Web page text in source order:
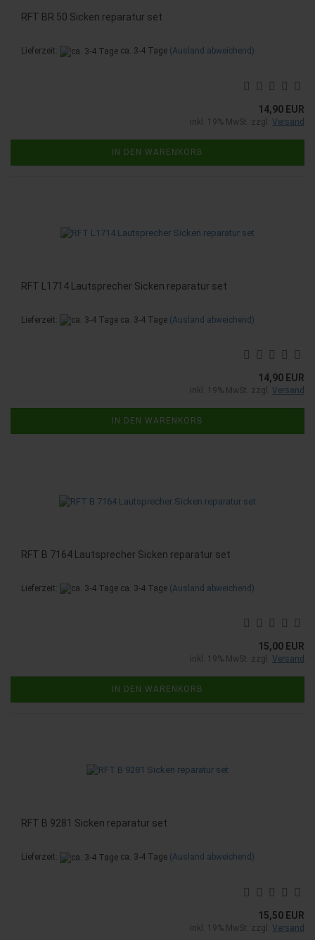
RFT BR 50 Sicken reparatur set
Lieferzeit: ca. 3-4 Tage (Ausland abweichend)
14,90 EUR
inkl. 19% MwSt. zzgl. Versand
IN DEN WARENKORB
RFT L1714 Lautsprecher Sicken reparatur set
Lieferzeit: ca. 3-4 Tage (Ausland abweichend)
14,90 EUR
inkl. 19% MwSt. zzgl. Versand
IN DEN WARENKORB
RFT B 7164 Lautsprecher Sicken reparatur set
Lieferzeit: ca. 3-4 Tage (Ausland abweichend)
15,00 EUR
inkl. 19% MwSt. zzgl. Versand
IN DEN WARENKORB
RFT B 9281 Sicken reparatur set
Lieferzeit: ca. 3-4 Tage (Ausland abweichend)
15,50 EUR
inkl. 19% MwSt. zzgl. Versand